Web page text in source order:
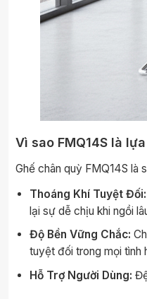
Vì sao FMQ14S là
Ghế chân quỳ FMQ14S là
Thoáng Khí Tuyệt Đối:
lại sự dễ chịu khi ngồi
Độ Bền Vững Chắc:
tuyệt đối trong mọi tình
Hỗ Trợ Người Dùng: